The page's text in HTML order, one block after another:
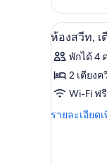
สวีท,
1
ห้อง
นอน,
ปลอด
บุหรี่
ห้อง
ลัก
สวี
ท,
ห้อง
นอน,
ปลอด
เปิด
ภาพถ่าย
ทั้งหมด
ของ
ห้อง
5
ห้องสวีท, เ
พักได้ 4
2 เตียง
Wi-Fi ฟรี
รายละเอียด
ราย